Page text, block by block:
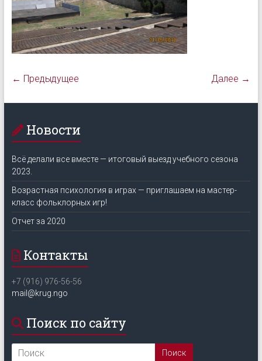
← Предыдущее Далее →
Новости
Всё делали все вместе — итоговый выезд учебного сезона
2023.
Возрастная психология в играх — приглашаем на мастер-
класс фольклорных игр!
Отчет за 2020
Контакты
+7 (916) 976-56-56
mail@krug.ngo
Поиск по сайту